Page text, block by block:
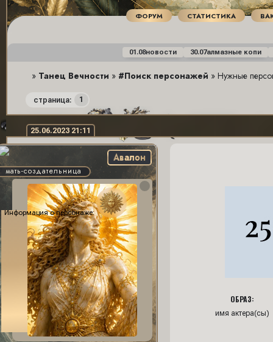
01.08новости 30.07алмазные копи
ФОРУМ СТАТИСТИКА
» Танец Вечности » #Поиск персонажей » Нужные
страница: 1
25.06.2023 21:11
Авалон
мать-создательница
Информация о персонаже:
ОБРАЗ:
имя актера(сы)